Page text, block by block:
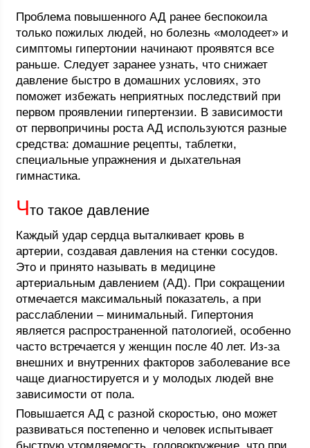
Проблема повышенного АД ранее беспокоила
только пожилых людей, но болезнь «молодеет» и
симптомы гипертонии начинают проявятся все
раньше. Следует заранее узнать, что снижает
давление быстро в домашних условиях, это
поможет избежать неприятных последствий при
первом проявлении гипертензии. В зависимости
от первопричины роста АД используются разные
средства: домашние рецепты, таблетки,
специальные упражнения и дыхательная
гимнастика.
Что такое давление
Каждый удар сердца выталкивает кровь в
артерии, создавая давления на стенки сосудов.
Это и принято называть в медицине
артериальным давлением (АД). При сокращении
отмечается максимальный показатель, а при
расслаблении – минимальный. Гипертония
является распространенной патологией, особенно
часто встречается у женщин после 40 лет. Из-за
внешних и внутренних факторов заболевание все
чаще диагностируется и у молодых людей вне
зависимости от пола.
Повышается АД с разной скоростью, оно может
развиваться постепенно и человек испытывает